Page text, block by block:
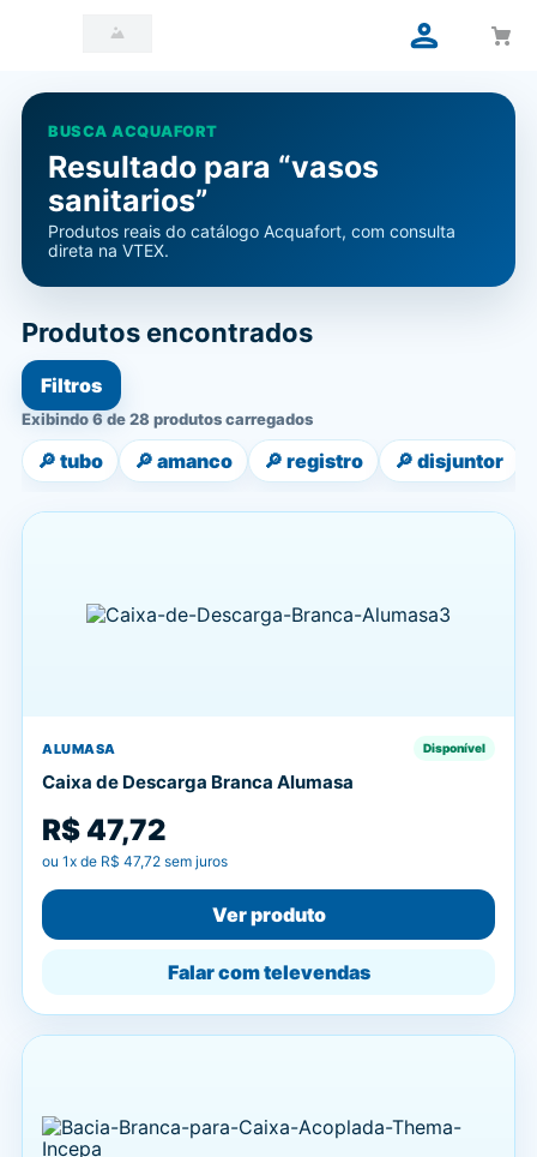
BUSCA ACQUAFORT
Resultado para “vasos
sanitarios”
Produtos reais do catálogo Acquafort, com consulta
direta na VTEX.
Produtos encontrados
Filtros
Exibindo 6 de 28 produtos carregados
🔎 tubo 🔎 amanco 🔎 registro 🔎 disjuntor
ALUMASA Disponível
Caixa de Descarga Branca Alumasa
R$ 47,72
ou 1x de R$ 47,72 sem juros
Ver produto
Falar com televendas